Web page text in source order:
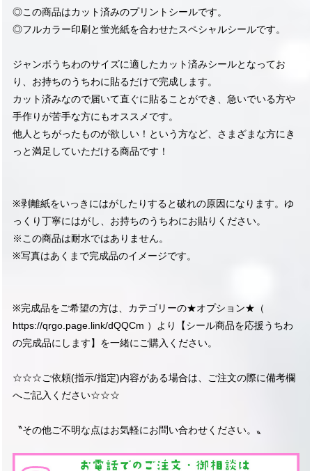
◎この商品はカット済みのプリントシールです。
◎フルカラー印刷と蛍光紙を合わせたスペシャルシールです。
ジャンボうちわのサイズに適したカット済みシールとなってお
り、お持ちのうちわに貼るだけで完成します。
カット済みなので届いて直ぐに貼ることができ、急いでいる方や
手作りが苦手な方にもオススメです。
他人とちがったものが欲しい！という方など、さまざまな方にき
っと満足していただける商品です！
※剥離紙をいっきにはがしたりすると破れの原因になります。ゆ
っくり丁寧にはがし、お持ちのうちわにお貼りください。
※この商品は耐水ではありません。
※写真はあくまで完成品のイメージです。
※完成品をご希望の方は、カテゴリーの★オプション★（
https://qrgo.page.link/dQQCm ）より【シール商品を応援うちわ
の完成品にします】を一緒にご購入ください。
☆☆☆ご依頼(指示/指定)内容がある場合は、ご注文の際に備考欄
へご記入ください☆☆☆
〝その他ご不明な点はお気軽にお問い合わせください。〟